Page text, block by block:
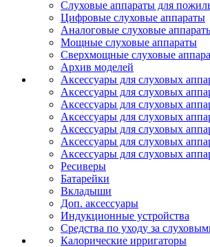
Слуховые аппараты для
Цифровые слуховые аппараты
Аналоговые слуховые
Мощные слуховые аппараты
Сверхмощные слуховые
Архив моделей
Аксессуары для слуховых
Аксессуары для слуховых
Аксессуары для слуховых
Аксессуары для слуховых
Аксессуары для слуховых
Аксессуары для слуховых
Аксессуары для слуховых
Ресиверы
Батарейки
Вкладыши
Доп. аксессуары
Индукционные устройства
Средства по уходу за
Калорические ирригаторы